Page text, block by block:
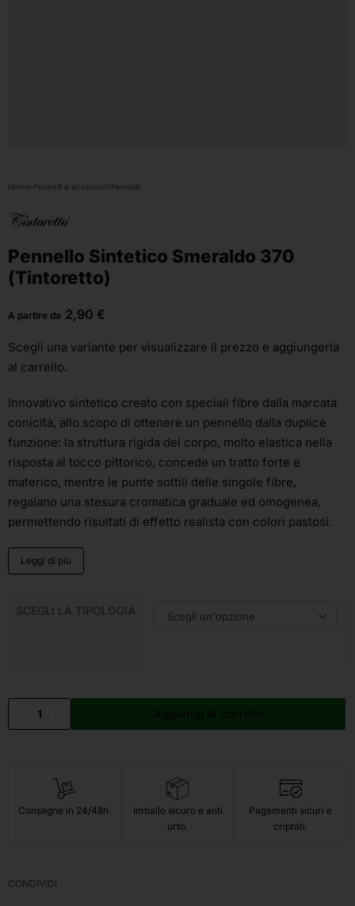
Home›Pennelli e accessori›Pennelli
Pennello Sintetico Smeraldo 370
(Tintoretto)
A partire da 2,90 €
Scegli una variante per visualizzare il prezzo e aggiungerla
al carrello.
Innovativo sintetico creato con speciali fibre dalla marcata
conicità, allo scopo di ottenere un pennello dalla duplice
funzione: la struttura rigida del corpo, molto elastica nella
risposta al tocco pittorico, concede un tratto forte e
materico, mentre le punte sottili delle singole fibre,
regalano una stesura cromatica graduale ed omogenea,
permettendo risultati di effetto realista con colori pastosi.
Leggi di più
SCEGLI LA TIPOLOGIA
Consegne in 24/48h.
Imballo sicuro e anti
urto.
Pagamenti sicuri e
criptati.
CONDIVIDI